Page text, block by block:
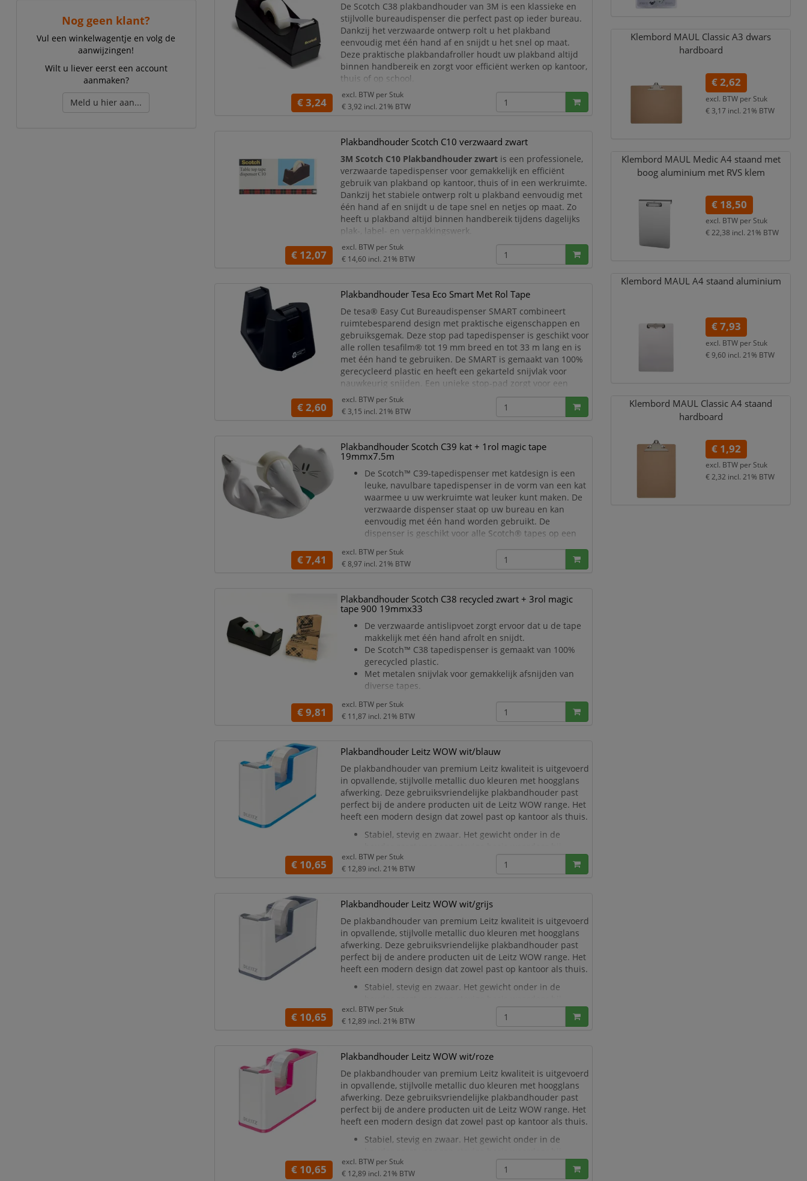
Nog geen klant?
Vul een winkelwagentje en volg de
aanwijzingen!
Wilt u liever eerst een account
aanmaken?
Meld u hier aan...
De Scotch C38 plakbandhouder van 3M is een klassieke en
stijlvolle bureaudispenser die perfect past op ieder bureau.
Dankzij het verzwaarde ontwerp rolt u het plakband
eenvoudig met één hand af en snijdt u het snel op maat.
Deze praktische plakbandafroller houdt uw plakband altijd
binnen handbereik en zorgt voor efficiënt werken op kantoor,
thuis of op school.
De compacte en robuuste dispenser is geschikt voor
verschillende soorten Scotch® pla
€ 3,24
excl. BTW per Stuk
€ 3,92 incl. 21% BTW
Plakbandhouder Scotch C10 verzwaard zwart
3M Scotch C10 Plakbandhouder zwart is een professionele,
verzwaarde tapedispenser voor gemakkelijk en efficiënt
gebruik van plakband op kantoor, thuis of in een werkruimte.
Dankzij het stabiele ontwerp rolt u plakband eenvoudig met
één hand af en snijdt u de tape snel en netjes op maat. Zo
heeft u plakband altijd binnen handbereik tijdens dagelijks
plak-, label- en verpakkingswerk.
Deze heavy duty Scotch tapedispenser is geschikt voor Scotch
t
€ 12,07
excl. BTW per Stuk
€ 14,60 incl. 21% BTW
Plakbandhouder Tesa Eco Smart Met Rol Tape
De tesa® Easy Cut Bureaudispenser SMART combineert
ruimtebesparend design met praktische eigenschappen en
gebruiksgemak. Deze stop pad tapedispenser is geschikt voor
alle rollen tesafilm® tot 19 mm breed en tot 33 m lang en is
met één hand te gebruiken. De SMART is gemaakt van 100%
gerecycleerd plastic en heeft een gekarteld snijvlak voor
nauwkeurig snijden. Een unieke stop-pad zorgt voor een
stabiele houvast op bureaus en maakt het eenvoudig om
€ 2,60
excl. BTW per Stuk
€ 3,15 incl. 21% BTW
Plakbandhouder Scotch C39 kat + 1rol magic tape
19mmx7.5m
De Scotch™ C39-tapedispenser met katdesign is een
leuke, navulbare tapedispenser in de vorm van een kat
waarmee u uw werkruimte wat leuker kunt maken. De
verzwaarde dispenser staat op uw bureau en kan
eenvoudig met één hand worden gebruikt. De
dispenser is geschikt voor alle Scotch® tapes op een
Een leuke en navulbare tapedispenser voor op het
bureau waarmee u uw werkruimte wat leuker kunt
Eenvoudig vinden van het uitein
€ 7,41
excl. BTW per Stuk
€ 8,97 incl. 21% BTW
Plakbandhouder Scotch C38 recycled zwart + 3rol magic
tape 900 19mmx33
De verzwaarde antislipvoet zorgt ervoor dat u de tape
makkelijk met één hand afrolt en snijdt.
De Scotch™ C38 tapedispenser is gemaakt van 100%
gerecycled plastic.
Met metalen snijvlak voor gemakkelijk afsnijden van
diverse tapes.
en de gewenste lengte van de tape afsnijden.
De dispenser is gemakkelijk navulbaar met plakband tot
een ergonomische tapedi
€ 9,81
excl. BTW per Stuk
€ 11,87 incl. 21% BTW
Plakbandhouder Leitz WOW wit/blauw
De plakbandhouder van premium Leitz kwaliteit is uitgevoerd
in opvallende, stijlvolle metallic duo kleuren met hoogglans
afwerking. Deze gebruiksvriendelijke plakbandhouder past
perfect bij de andere producten uit de Leitz WOW range. Het
heeft een modern design dat zowel past op kantoor als thuis.
Stabiel, stevig en zwaar. Het gewicht onder in de
gemakkelijk met één hand te bedienen is.
Me
€ 10,65
excl. BTW per Stuk
€ 12,89 incl. 21% BTW
Plakbandhouder Leitz WOW wit/grijs
De plakbandhouder van premium Leitz kwaliteit is uitgevoerd
in opvallende, stijlvolle metallic duo kleuren met hoogglans
afwerking. Deze gebruiksvriendelijke plakbandhouder past
perfect bij de andere producten uit de Leitz WOW range. Het
heeft een modern design dat zowel past op kantoor als thuis.
Stabiel, stevig en zwaar. Het gewicht onder in de
gemakkelijk met één hand te bedienen is.
Me
€ 10,65
excl. BTW per Stuk
€ 12,89 incl. 21% BTW
Plakbandhouder Leitz WOW wit/roze
De plakbandhouder van premium Leitz kwaliteit is uitgevoerd
in opvallende, stijlvolle metallic duo kleuren met hoogglans
afwerking. Deze gebruiksvriendelijke plakbandhouder past
perfect bij de andere producten uit de Leitz WOW range. Het
heeft een modern design dat zowel past op kantoor als thuis.
Stabiel, stevig en zwaar. Het gewicht onder in de
gemakkelijk met één hand te bedienen is.
Me
€ 10,65
excl. BTW per Stuk
€ 12,89 incl. 21% BTW
Klembord MAUL Classic A3 dwars
hardboard
€ 2,62
excl. BTW per Stuk
€ 3,17 incl. 21% BTW
Klembord MAUL Medic A4 staand met
boog aluminium met RVS klem
€ 18,50
excl. BTW per Stuk
€ 22,38 incl. 21% BTW
Klembord MAUL A4 staand aluminium
€ 7,93
excl. BTW per Stuk
€ 9,60 incl. 21% BTW
Klembord MAUL Classic A4 staand
hardboard
€ 1,92
excl. BTW per Stuk
€ 2,32 incl. 21% BTW